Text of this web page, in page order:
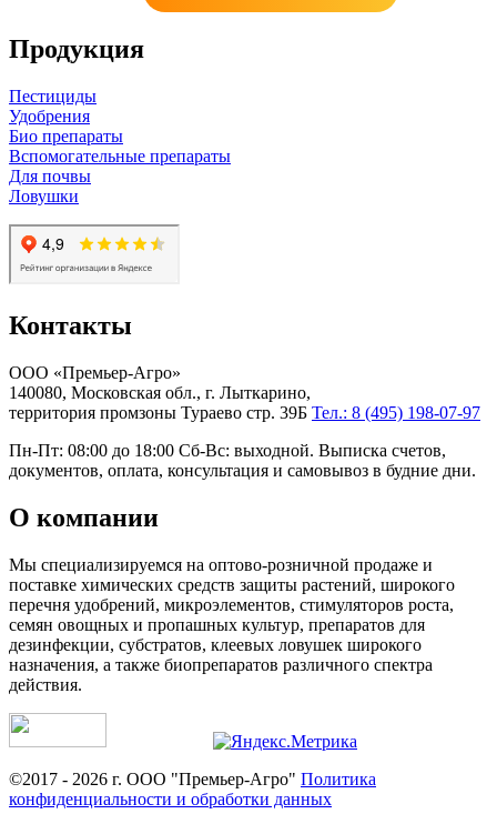
Продукция
Пестициды
Удобрения
Био препараты
Вспомогательные препараты
Для почвы
Ловушки
Контакты
ООО «Премьер-Агро»
140080, Московская обл., г. Лыткарино,
территория промзоны Тураево стр. 39Б Тел.: 8 (495) 198-07-97
Пн-Пт: 08:00 до 18:00 Сб-Вс: выходной. Выписка счетов,
документов, оплата, консультация и самовывоз в будние дни.
О компании
Мы специализируемся на оптово-розничной продаже и
поставке химических средств защиты растений, широкого
перечня удобрений, микроэлементов, стимуляторов роста,
семян овощных и пропашных культур, препаратов для
дезинфекции, субстратов, клеевых ловушек широкого
назначения, а также биопрепаратов различного спектра
действия.
©2017 - 2026 г. ООО "Премьер-Агро" Политика
конфиденциальности и обработки данных